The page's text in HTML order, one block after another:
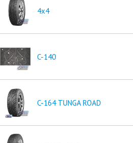
4x4
C-140
C-164 TUNGA ROAD